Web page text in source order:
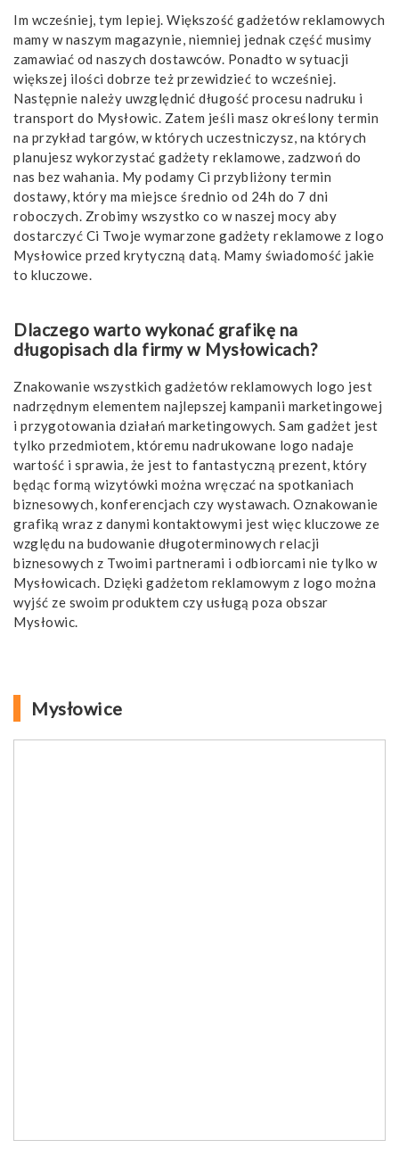
Im wcześniej, tym lepiej. Większość gadżetów reklamowych
mamy w naszym magazynie, niemniej jednak część musimy
zamawiać od naszych dostawców. Ponadto w sytuacji
większej ilości dobrze też przewidzieć to wcześniej.
Następnie należy uwzględnić długość procesu nadruku i
transport do Mysłowic. Zatem jeśli masz określony termin
na przykład targów, w których uczestniczysz, na których
planujesz wykorzystać gadżety reklamowe, zadzwoń do
nas bez wahania. My podamy Ci przybliżony termin
dostawy, który ma miejsce średnio od 24h do 7 dni
roboczych. Zrobimy wszystko co w naszej mocy aby
dostarczyć Ci Twoje wymarzone gadżety reklamowe z logo
Mysłowice przed krytyczną datą. Mamy świadomość jakie
to kluczowe.
Dlaczego warto wykonać grafikę na
długopisach dla firmy w Mysłowicach?
Znakowanie wszystkich gadżetów reklamowych logo jest
nadrzędnym elementem najlepszej kampanii marketingowej
i przygotowania działań marketingowych. Sam gadżet jest
tylko przedmiotem, któremu nadrukowane logo nadaje
wartość i sprawia, że jest to fantastyczną prezent, który
będąc formą wizytówki można wręczać na spotkaniach
biznesowych, konferencjach czy wystawach. Oznakowanie
grafiką wraz z danymi kontaktowymi jest więc kluczowe ze
względu na budowanie długoterminowych relacji
biznesowych z Twoimi partnerami i odbiorcami nie tylko w
Mysłowicach. Dzięki gadżetom reklamowym z logo można
wyjść ze swoim produktem czy usługą poza obszar
Mysłowic.
Mysłowice